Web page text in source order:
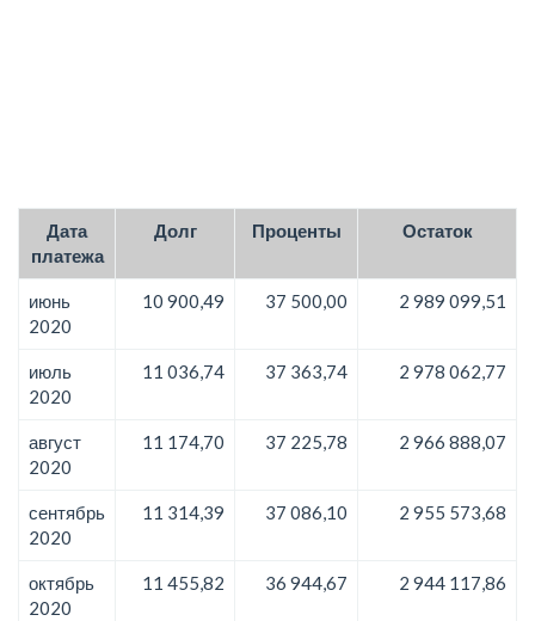
Дата
платежа
Долг Проценты Остаток
июнь
2020
10 900,49 37 500,00 2 989 099,51
июль
2020
11 036,74 37 363,74 2 978 062,77
август
2020
11 174,70 37 225,78 2 966 888,07
сентябрь
2020
11 314,39 37 086,10 2 955 573,68
октябрь
2020
11 455,82 36 944,67 2 944 117,86